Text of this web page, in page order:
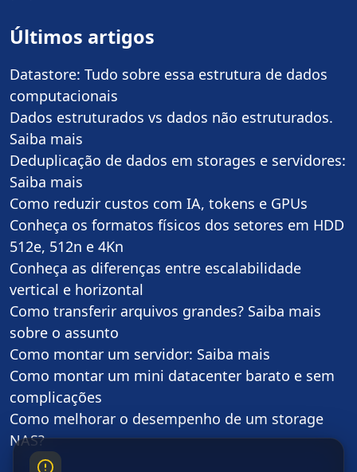
Últimos artigos
Datastore: Tudo sobre essa estrutura de dados
computacionais
Dados estruturados vs dados não estruturados.
Saiba mais
Deduplicação de dados em storages e servidores:
Saiba mais
Como reduzir custos com IA, tokens e GPUs
Conheça os formatos físicos dos setores em HDD
512e, 512n e 4Kn
Conheça as diferenças entre escalabilidade
vertical e horizontal
Como transferir arquivos grandes? Saiba mais
sobre o assunto
Como montar um servidor: Saiba mais
Como montar um mini datacenter barato e sem
complicações
Como melhorar o desempenho de um storage
NAS?